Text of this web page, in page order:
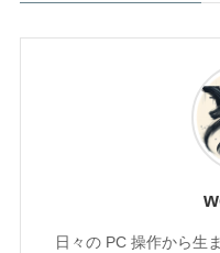
日々の PC 操作から生